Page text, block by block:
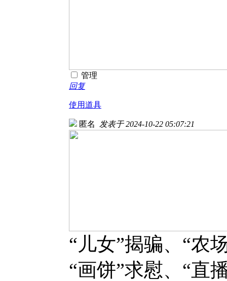
管理
回复
使用道具
匿名 发表于 2024-10-22 05:07:21
“儿女”揭骗、“农
“画饼”求慰、“直